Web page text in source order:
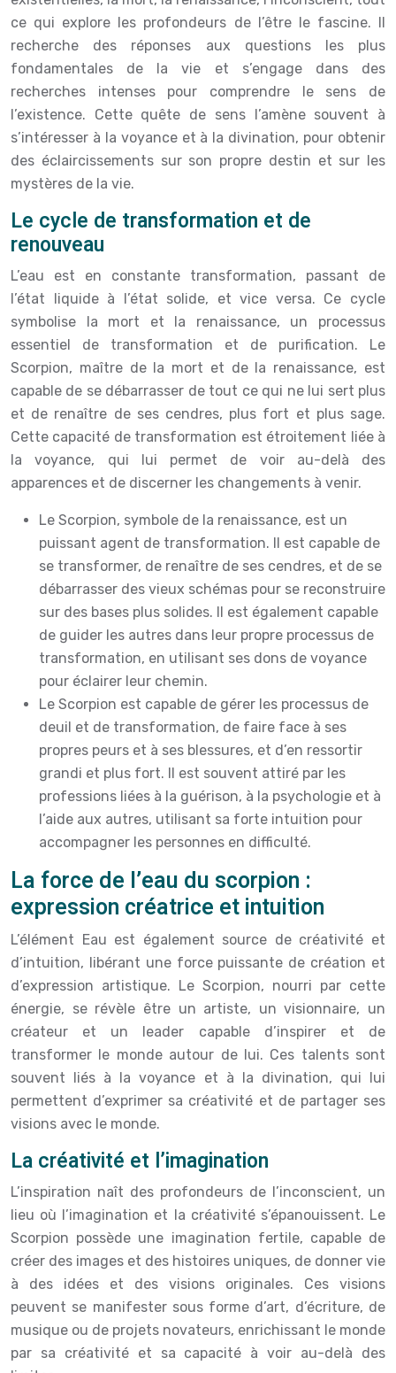
ce qui explore les profondeurs de l’être le fascine. Il
recherche des réponses aux questions les plus
fondamentales de la vie et s’engage dans des
recherches intenses pour comprendre le sens de
l’existence. Cette quête de sens l’amène souvent à
s’intéresser à la voyance et à la divination, pour obtenir
des éclaircissements sur son propre destin et sur les
mystères de la vie.
Le cycle de transformation et de
renouveau
L’eau est en constante transformation, passant de
l’état liquide à l’état solide, et vice versa. Ce cycle
symbolise la mort et la renaissance, un processus
essentiel de transformation et de purification. Le
Scorpion, maître de la mort et de la renaissance, est
capable de se débarrasser de tout ce qui ne lui sert plus
et de renaître de ses cendres, plus fort et plus sage.
Cette capacité de transformation est étroitement liée à
la voyance, qui lui permet de voir au-delà des
apparences et de discerner les changements à venir.
Le Scorpion, symbole de la renaissance, est un
puissant agent de transformation. Il est capable de
se transformer, de renaître de ses cendres, et de se
débarrasser des vieux schémas pour se reconstruire
sur des bases plus solides. Il est également capable
de guider les autres dans leur propre processus de
transformation, en utilisant ses dons de voyance
pour éclairer leur chemin.
Le Scorpion est capable de gérer les processus de
deuil et de transformation, de faire face à ses
propres peurs et à ses blessures, et d’en ressortir
grandi et plus fort. Il est souvent attiré par les
professions liées à la guérison, à la psychologie et à
l’aide aux autres, utilisant sa forte intuition pour
accompagner les personnes en difficulté.
La force de l’eau du scorpion :
expression créatrice et intuition
L’élément Eau est également source de créativité et
d’intuition, libérant une force puissante de création et
d’expression artistique. Le Scorpion, nourri par cette
énergie, se révèle être un artiste, un visionnaire, un
créateur et un leader capable d’inspirer et de
transformer le monde autour de lui. Ces talents sont
souvent liés à la voyance et à la divination, qui lui
permettent d’exprimer sa créativité et de partager ses
visions avec le monde.
La créativité et l’imagination
L’inspiration naît des profondeurs de l’inconscient, un
lieu où l’imagination et la créativité s’épanouissent. Le
Scorpion possède une imagination fertile, capable de
créer des images et des histoires uniques, de donner vie
à des idées et des visions originales. Ces visions
peuvent se manifester sous forme d’art, d’écriture, de
musique ou de projets novateurs, enrichissant le monde
par sa créativité et sa capacité à voir au-delà des